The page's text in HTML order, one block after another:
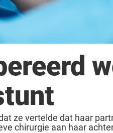
ze vertelde dat haar
chirurgie aan haar